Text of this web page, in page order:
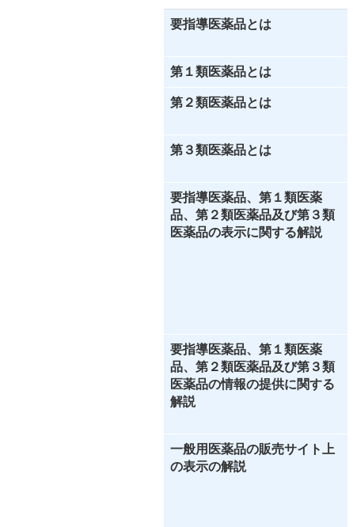
要指導医薬品とは
第１類医薬品とは
第２類医薬品とは
第３類医薬品とは
要指導医薬品、第１類医薬
品、第２類医薬品及び第３類
医薬品の表示に関する解説
要指導医薬品、第１類医薬
品、第２類医薬品及び第３類
医薬品の情報の提供に関する
解説
一般用医薬品の販売サイト上
の表示の解説